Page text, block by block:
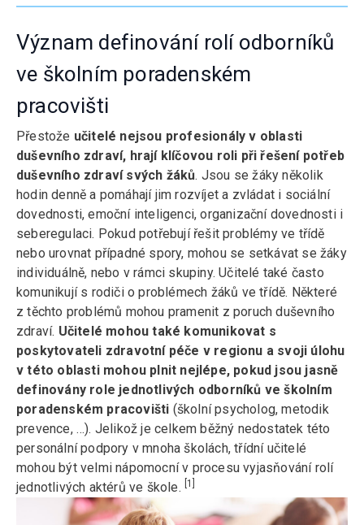
Význam definování rolí odborníků
ve školním poradenském
pracovišti
Přestože učitelé nejsou profesionály v oblasti
duševního zdraví, hrají klíčovou roli při řešení potřeb
duševního zdraví svých žáků. Jsou se žáky několik
hodin denně a pomáhají jim rozvíjet a zvládat i sociální
dovednosti, emoční inteligenci, organizační dovednosti i
seberegulaci. Pokud potřebují řešit problémy ve třídě
nebo urovnat případné spory, mohou se setkávat se žáky
individuálně, nebo v rámci skupiny. Učitelé také často
komunikují s rodiči o problémech žáků ve třídě. Některé
z těchto problémů mohou pramenit z poruch duševního
zdraví. Učitelé mohou také komunikovat s
poskytovateli zdravotní péče v regionu a svoji úlohu
v této oblasti mohou plnit nejlépe, pokud jsou jasně
definovány role jednotlivých odborníků ve školním
poradenském pracovišti (školní psycholog, metodik
prevence, …). Jelikož je celkem běžný nedostatek této
personální podpory v mnoha školách, třídní učitelé
mohou být velmi nápomocní v procesu vyjasňování rolí
jednotlivých aktérů ve škole.
[1]